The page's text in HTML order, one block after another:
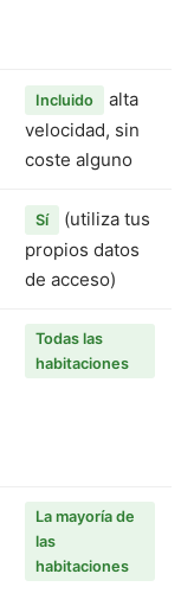
Incluido
alta
velocidad, sin
coste alguno
Sí
(utiliza tus
propios datos
de acceso)
Todas las
habitaciones
La mayoría de
las
habitaciones